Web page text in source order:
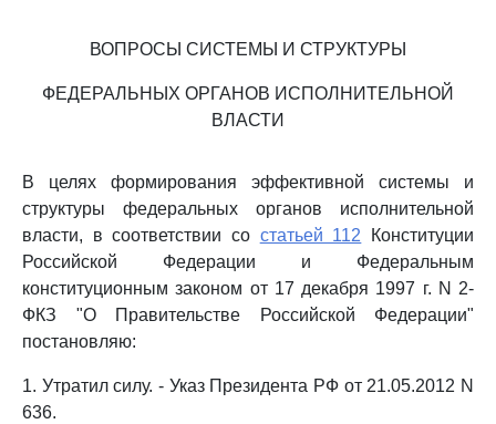
ВОПРОСЫ СИСТЕМЫ И СТРУКТУРЫ
ФЕДЕРАЛЬНЫХ ОРГАНОВ ИСПОЛНИТЕЛЬНОЙ
ВЛАСТИ
В целях формирования эффективной системы и
структуры федеральных органов исполнительной
власти, в соответствии со статьей 112 Конституции
Российской Федерации и Федеральным
конституционным законом от 17 декабря 1997 г. N 2-
ФКЗ "О Правительстве Российской Федерации"
постановляю:
1. Утратил силу. - Указ Президента РФ от 21.05.2012 N
636.